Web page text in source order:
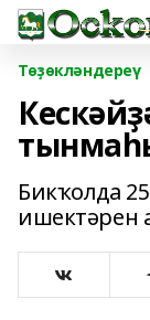
Төҙөкләндереү
Бикҡолда
ишектәрен